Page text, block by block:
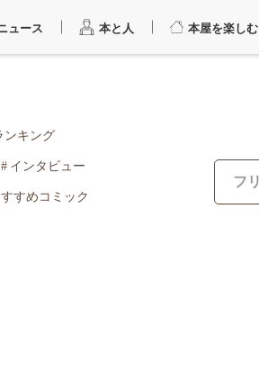
ュース 本と人 本屋を楽しむ
ンキング
インタビュー
すめコミック